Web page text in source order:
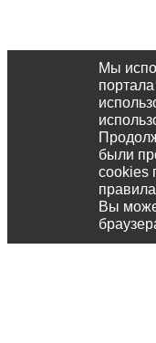
Мы
были
cookies
Вы